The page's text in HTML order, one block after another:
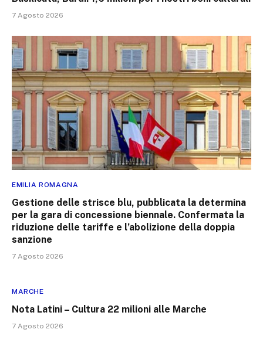
7 Agosto 2026
EMILIA ROMAGNA
Gestione delle strisce blu, pubblicata la determina
per la gara di concessione biennale. Confermata la
riduzione delle tariffe e l’abolizione della doppia
sanzione
7 Agosto 2026
MARCHE
Nota Latini – Cultura 22 milioni alle Marche
7 Agosto 2026